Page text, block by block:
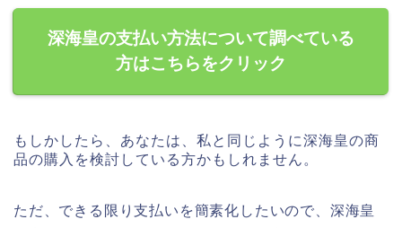
深海皇の支払い方法について調べている
方はこちらをクリック
もしかしたら、あなたは、私と同じように深海皇の商
品の購入を検討している方かもしれません。
ただ、できる限り支払いを簡素化したいので、深海皇